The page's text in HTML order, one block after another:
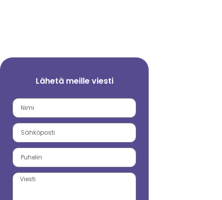
Lähetä meille viesti